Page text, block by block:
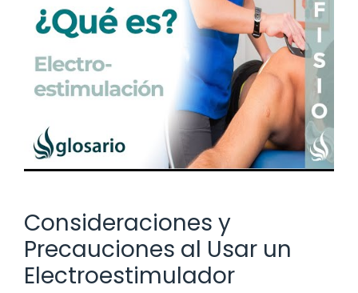
Consideraciones y
Precauciones al Usar un
Electroestimulador